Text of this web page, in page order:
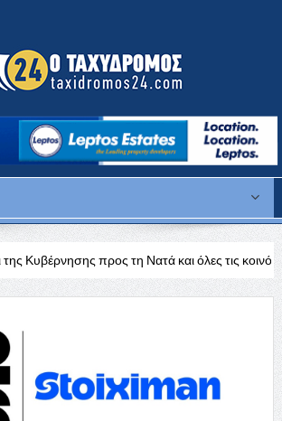
τη Νατά και όλες τις κοινότητες της Πάφου»